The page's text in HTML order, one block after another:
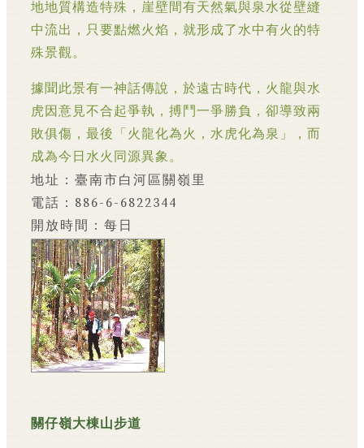
地地質構造特殊，崖壁間有天然氣與泉水從壁縫
中流出，只要點燃火焰，就形成了水中有火的特
殊景觀。
據聞此景有一神話傳說，於遠古時代，火龍與水
虎因意見不合起爭執，搏鬥一爭勝負，卻導致兩
敗俱傷，最後「火龍化為火，水虎化為泉」，而
成為今日水火同源異象。
地址：臺南市白河區關嶺里
電話：886-6-6822344
開放時間：每日
關仔嶺大棟山步道